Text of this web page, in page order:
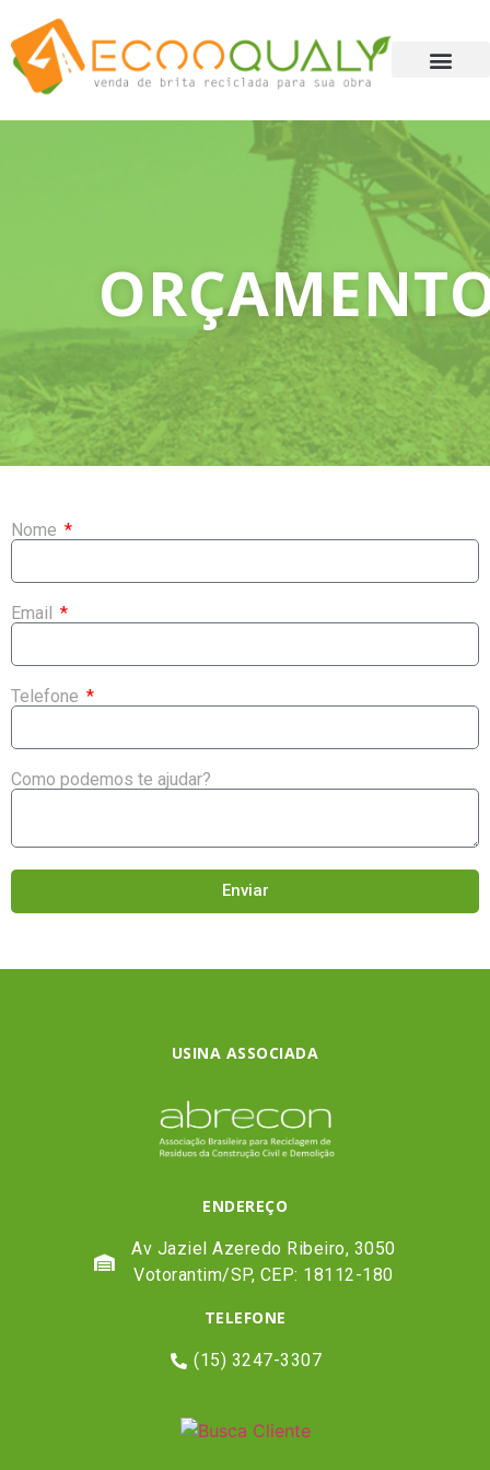
Nome
Email
Telefone
Como podemos te ajudar?
Enviar
USINA ASSOCIADA
ENDEREÇO
Av Jaziel Azeredo Ribeiro, 3050
Votorantim/SP, CEP: 18112-180
TELEFONE
(15) 3247-3307